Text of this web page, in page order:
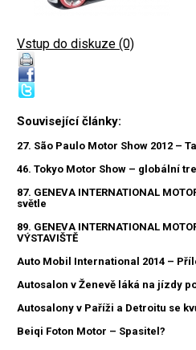
Vstup do diskuze (0)
Související články:
27. São Paulo Motor Show 2012 –
46. Tokyo Motor Show – globální
87. GENEVA INTERNATIONAL
světle
89. GENEVA INTERNATIONAL
VÝSTAVIŠTĚ
Auto Mobil International 2014 –
Autosalon v Ženevě láká na jízdy
Autosalony v Paříži a Detroitu se
Beiqi Foton Motor – Spasitel?